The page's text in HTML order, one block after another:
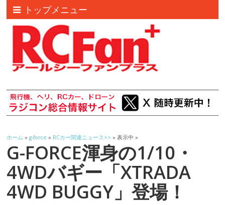
トップメニュー
ホーム »g-force » RCカー関連ニュース>> » 表示中 »
G-FORCE渾身の1/10・
4WDバギー「XTRADA
4WD BUGGY」登場！